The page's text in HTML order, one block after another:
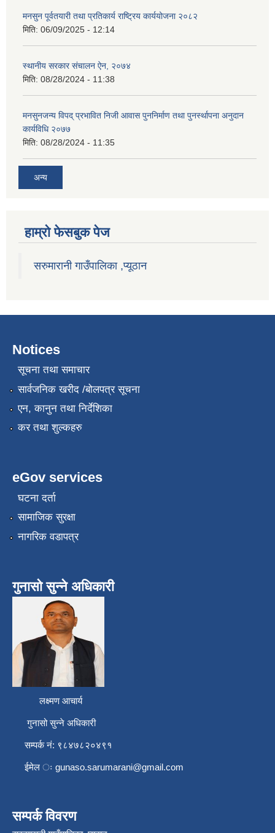
मनसुन पूर्वतयारी तथा प्रतिकार्य राष्ट्रिय कार्ययोजना २०८२
मिति: 06/09/2025 - 12:14
स्थानीय सरकार संचालन ऐन, २०७४
मिति: 08/28/2024 - 11:38
मनसुनजन्य विपद् प्रभावित निजी आवास पुननिर्माण तथा पुनर्स्थापना अनुदान
कार्यविधि २०७७
मिति: 08/28/2024 - 11:35
अन्य
हाम्राे फेसबुक पेज
सरुमारानी गाउँपालिका ,प्यूठान
Notices
सूचना तथा समाचार
सार्वजनिक खरीद /बोलपत्र सूचना
एन, कानुन तथा निर्देशिका
कर तथा शुल्कहरु
eGov services
घटना दर्ता
सामाजिक सुरक्षा
नागरिक वडापत्र
गुनासो सुन्ने अधिकारी
लक्ष्मण आचार्य
गुनासो सुन्ने अधिकारी
सम्पर्क नं: ९८४७८२०४९१
ईमेल ः gunaso.sarumarani@gmail.com
सम्पर्क विवरण